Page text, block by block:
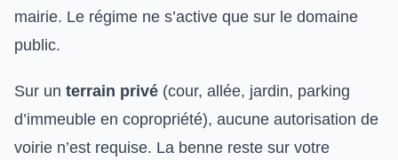
mairie. Le régime ne s’active que sur le domaine
public.
Sur un terrain privé (cour, allée, jardin, parking
d’immeuble en copropriété), aucune autorisation de
voirie n’est requise. La benne reste sur votre